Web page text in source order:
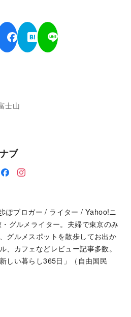
士山
ブ
ぽブロガー / ライター / Yahoo!ニ
グルメライター。夫婦で東京のみ
グルメスポットを散歩してお出か
、カフェなどレビュー記事多数。
しい暮らし365日」（自由国民